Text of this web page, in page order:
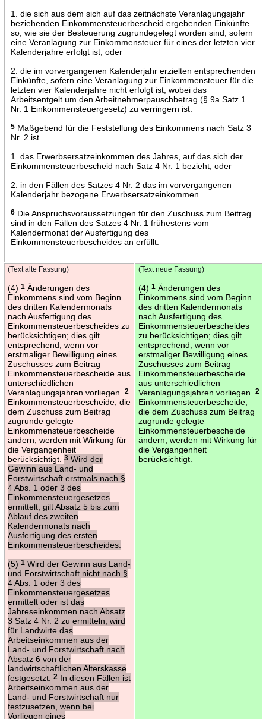
1. die sich aus dem sich auf das zeitnächste Veranlagungsjahr
beziehenden Einkommensteuerbescheid ergebenden Einkünfte
so, wie sie der Besteuerung zugrundegelegt worden sind, sofern
eine Veranlagung zur Einkommensteuer für eines der letzten vier
Kalenderjahre erfolgt ist, oder
2. die im vorvergangenen Kalenderjahr erzielten entsprechenden
Einkünfte, sofern eine Veranlagung zur Einkommensteuer für die
letzten vier Kalenderjahre nicht erfolgt ist, wobei das
Arbeitsentgelt um den Arbeitnehmerpauschbetrag (§ 9a Satz 1
Nr. 1 Einkommensteuergesetz) zu verringern ist.
5Maßgebend für die Feststellung des Einkommens nach Satz 3
Nr. 2 ist
1. das Erwerbsersatzeinkommen des Jahres, auf das sich der
Einkommensteuerbescheid nach Satz 4 Nr. 1 bezieht, oder
2. in den Fällen des Satzes 4 Nr. 2 das im vorvergangenen
Kalenderjahr bezogene Erwerbsersatzeinkommen.
6Die Anspruchsvoraussetzungen für den Zuschuss zum Beitrag
sind in den Fällen des Satzes 4 Nr. 1 frühestens vom
Kalendermonat der Ausfertigung des
Einkommensteuerbescheides an erfüllt.
(Text alte Fassung)
(4) 1Änderungen des
Einkommens sind vom Beginn
des dritten Kalendermonats
nach Ausfertigung des
Einkommensteuerbescheides zu
berücksichtigen; dies gilt
entsprechend, wenn vor
erstmaliger Bewilligung eines
Zuschusses zum Beitrag
Einkommensteuerbescheide aus
unterschiedlichen
Veranlagungsjahren vorliegen.
2
Einkommensteuerbescheide, die
dem Zuschuss zum Beitrag
zugrunde gelegte
Einkommensteuerbescheide
ändern, werden mit Wirkung für
die Vergangenheit
berücksichtigt.
3Wird der
Gewinn aus Land- und
Forstwirtschaft erstmals nach §
4 Abs. 1 oder 3 des
Einkommensteuergesetzes
ermittelt, gilt Absatz 5 bis zum
Ablauf des zweiten
Kalendermonats nach
Ausfertigung des ersten
Einkommensteuerbescheides.
(5) 1Wird der Gewinn aus Land-
und Forstwirtschaft nicht nach §
4 Abs. 1 oder 3 des
Einkommensteuergesetzes
ermittelt oder ist das
Jahreseinkommen nach Absatz
3 Satz 4 Nr. 2 zu ermitteln, wird
für Landwirte das
Arbeitseinkommen aus der
Land- und Forstwirtschaft nach
Absatz 6 von der
landwirtschaftlichen Alterskasse
festgesetzt.
2In diesen Fällen ist
Arbeitseinkommen aus der
Land- und Forstwirtschaft nur
festzusetzen, wenn bei
Vorliegen eines
(Text neue Fassung)
(4) 1Änderungen des
Einkommens sind vom Beginn
des dritten Kalendermonats
nach Ausfertigung des
Einkommensteuerbescheides
zu berücksichtigen; dies gilt
entsprechend, wenn vor
erstmaliger Bewilligung eines
Zuschusses zum Beitrag
Einkommensteuerbescheide
aus unterschiedlichen
Veranlagungsjahren vorliegen.
2
Einkommensteuerbescheide,
die dem Zuschuss zum Beitrag
zugrunde gelegte
Einkommensteuerbescheide
ändern, werden mit Wirkung für
die Vergangenheit
berücksichtigt.